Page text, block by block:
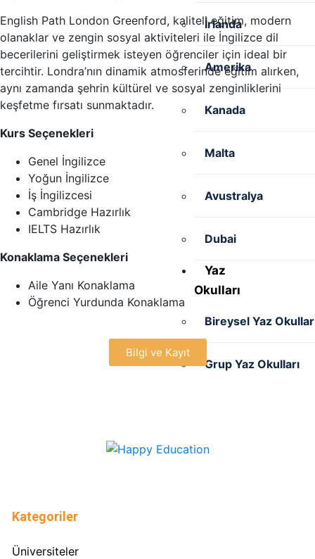
İrlanda
Amerika
Kanada
Malta
Avustralya
Dubai
Yaz
Okulları
Bireysel Yaz
Grup Yaz Okulları
Hakkımızda
English Path London Greenford, kaliteli eğitim, modern
olanaklar ve zengin sosyal aktiviteleri ile İngilizce dil
becerilerini geliştirmek isteyen öğrenciler için ideal bir
tercihtir. Londra’nın dinamik atmosferinde eğitim alırken,
aynı zamanda şehrin kültürel ve sosyal zenginliklerini
keşfetme fırsatı sunmaktadır.
Kurs Seçenekleri
Genel İngilizce
Yoğun İngilizce
İş İngilizcesi
Cambridge Hazırlık
IELTS Hazırlık
Konaklama Seçenekleri
Aile Yanı Konaklama
Öğrenci Yurdunda Konaklama
Bilgi ve Kayıt
Kategoriler
Üniversiteler